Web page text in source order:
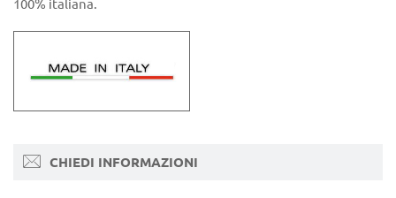
100% italiana.
CHIEDI INFORMAZIONI